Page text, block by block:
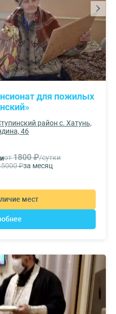
для пожилых
район с. Хатунь,
46
от1800 ₽/сутки
₽за месяц
мест